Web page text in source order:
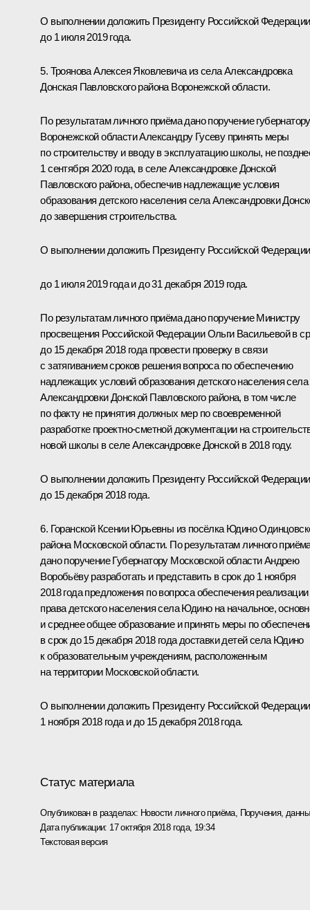
О выполнении доложить Президенту Российской Федерации
до 1 июля 2019 года.
5. Троянова Алексея Яковлевича из села Александровка
Донская Павловского района Воронежской области.
По результатам личного приёма дано поручение губернатору
Воронежской области Александру Гусеву принять меры
по строительству и вводу в эксплуатацию школы, не
1 сентября 2020 года, в селе Александровке Донской
Павловского района, обеспечив надлежащие условия
образования детского населения села Александровки
до завершения строительства.
О выполнении доложить Президенту Российской Федерации
до 1 июля 2019 года и до 31 декабря 2019 года.
По результатам личного приёма дано поручение Министру
просвещения Российской Федерации Ольги Васильевой в
до 15 декабря 2018 года провести проверку в связи
с затягиванием сроков решения вопроса по обеспечению
надлежащих условий образования детского населения села
Александровки Донской Павловского района, в том числе
по факту не принятия должных мер по своевременной
разработке проектно-сметной документации на
новой школы в селе Александровке Донской в 2018 году.
О выполнении доложить Президенту Российской Федерации
до 15 декабря 2018 года.
6. Горанской Ксении Юрьевны из посёлка Юдино
района Московской области. По результатам личного
дано поручение Губернатору Московской области Андрею
Воробьёву разработать и представить в срок до 1 ноября
2018 года предложения по вопроса обеспечения реализации
права детского населения села Юдино на начальное,
и среднее общее образование и принять меры по
в срок до 15 декабря 2018 года доставки детей села Юдино
к образовательным учреждениям, расположенным
на территории Московской области.
О выполнении доложить Президенту Российской
1 ноября 2018 года и до 15 декабря 2018 года.
Статус материала
Опубликован в разделах: Новости личного приёма, Поручения,
Дата публикации: 17 октября 2018 года, 19:34
Текстовая версия